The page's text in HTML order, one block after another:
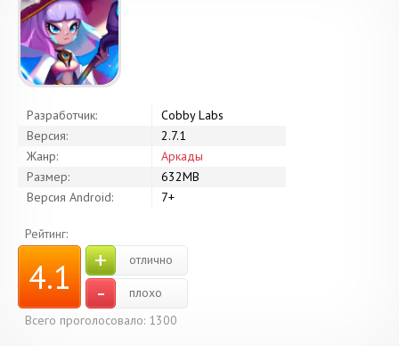
Разработчик:
Cobby Labs
Версия:
2.7.1
Жанр:
Аркады
Размер:
632MB
Версия Android:
7+
Рейтинг:
4.1 + отлично
-
плохо
Всего проголосовало: 1300